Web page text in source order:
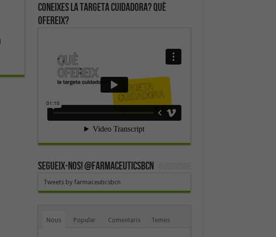
Coneixes la targeta cuidadora? Què
ofereix?
SEGUEIX-NOS! @farmaceuticsbcn
Tweets by farmaceuticsbcn
Nous Popular Comentaris Temes